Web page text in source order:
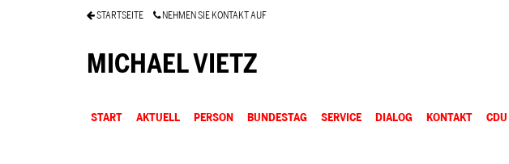
STARTSEITE NEHMEN SIE KONTAKT AUF
MICHAEL VIETZ
START AKTUELL PERSON BUNDESTAG SERVICE DIALOG KONTAKT CDU